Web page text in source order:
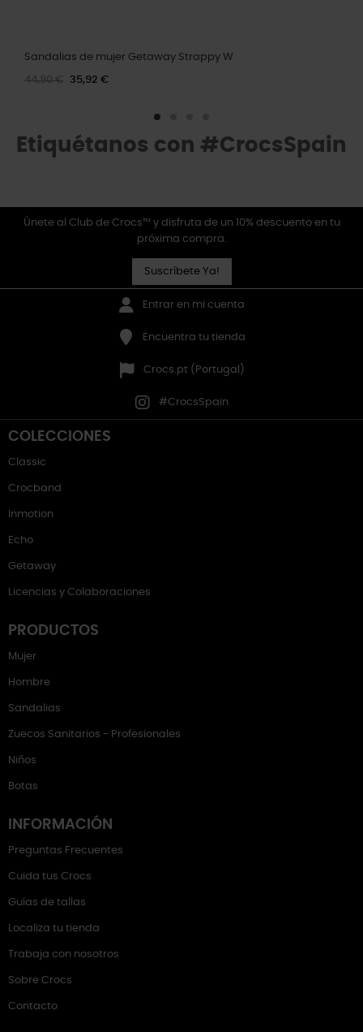
Sandalias de mujer Getaway Strappy W
44,90 € 35,92 €
Etiquétanos con #CrocsSpain
Únete al Club de Crocs™ y disfruta de un 10% descuento en tu
próxima compra.
Suscríbete Ya!
Entrar en mi cuenta
Encuentra tu tienda
Crocs.pt (Portugal)
#CrocsSpain
COLECCIONES
Classic
Crocband
Inmotion
Echo
Getaway
Licencias y Colaboraciones
PRODUCTOS
Mujer
Hombre
Sandalias
Zuecos Sanitarios - Profesionales
Niños
Botas
INFORMACIÓN
Preguntas Frecuentes
Cuida tus Crocs
Guías de tallas
Localiza tu tienda
Trabaja con nosotros
Sobre Crocs
Contacto